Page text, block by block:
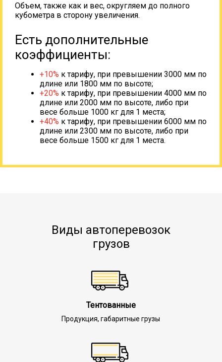
Объем, также как и вес, округляем до полного
кубометра в сторону увеличения.
Есть дополнительные
коэффициенты:
+10% к тарифу, при превышении 3000 мм по
длине или 1800 мм по высоте;
+20% к тарифу, при превышении 4000 мм по
длине или 2000 мм по высоте, либо при
весе больше 1000 кг для 1 места;
+40% к тарифу, при превышении 6000 мм по
длине или 2300 мм по высоте, либо при
весе больше 1500 кг для 1 места.
Виды автоперевозок
грузов
Тентованные
Продукция, габаритные грузы